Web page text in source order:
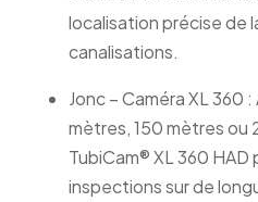
localisation précise de
canalisations.
Jonc – Caméra XL 360
mètres, 150 mètres ou
TubiCam® XL 360
inspections sur de